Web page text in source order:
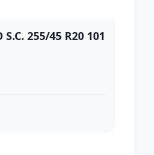
S.C. 255/45 R20 101